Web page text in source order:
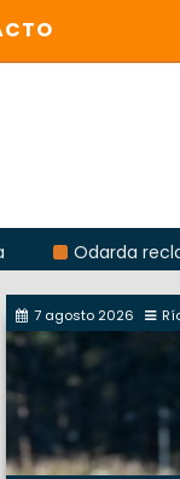
reclamó la
7 agosto 2026